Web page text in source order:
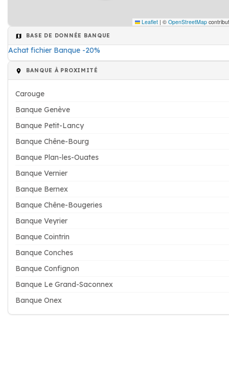
Leaflet | © OpenStreetMap
BASE DE DONNÉE BANQUE
Achat fichier Banque -20%
BANQUE À PROXIMITÉ
Carouge
Banque Genève
Banque Petit-Lancy
Banque Chêne-Bourg
Banque Plan-les-Ouates
Banque Vernier
Banque Bernex
Banque Chêne-Bougeries
Banque Veyrier
Banque Cointrin
Banque Conches
Banque Confignon
Banque Le Grand-Saconnex
Banque Onex